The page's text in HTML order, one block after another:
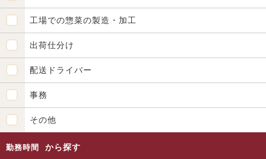
工場での惣菜の製造・加工
出荷仕分け
配送ドライバー
事務
その他
勤務時間 から探す